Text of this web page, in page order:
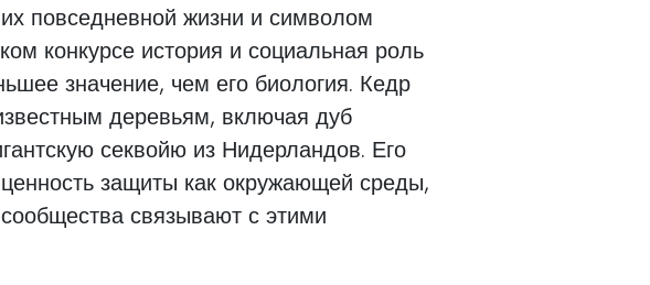
повседневной жизни и символом
конкурсе история и социальная роль
значение, чем его биология. Кедр
деревьям, включая дуб
секвойю из Нидерландов. Его
защиты как окружающей среды,
связывают с этими